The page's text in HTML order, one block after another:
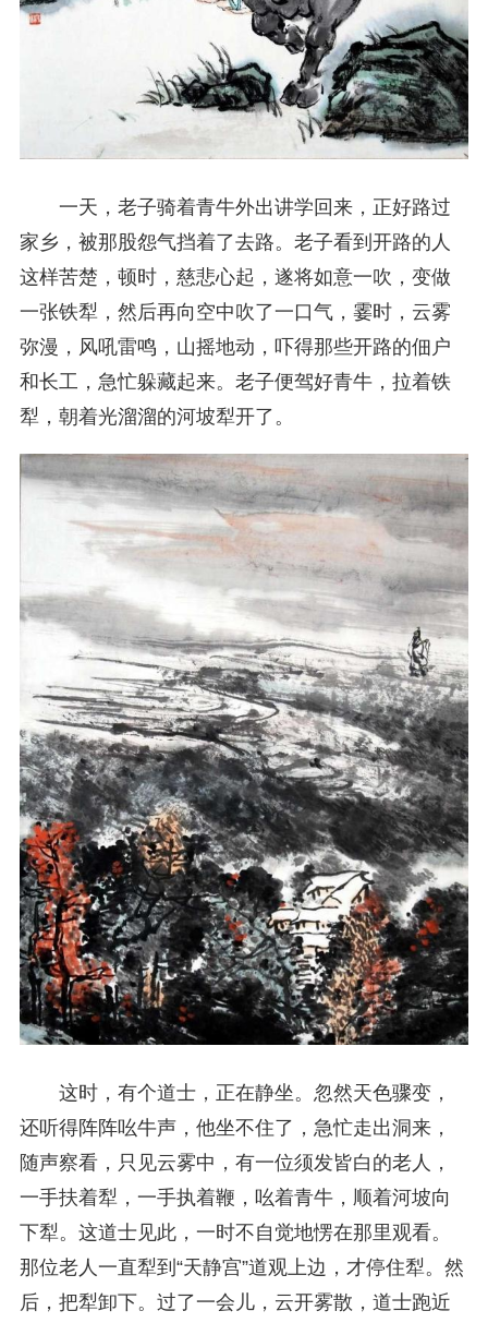
一天，老子骑着青牛外出讲学回来，正好路过
家乡，被那股怨气挡着了去路。老子看到开路的人
这样苦楚，顿时，慈悲心起，遂将如意一吹，变做
一张铁犁，然后再向空中吹了一口气，霎时，云雾
弥漫，风吼雷鸣，山摇地动，吓得那些开路的佃户
和长工，急忙躲藏起来。老子便驾好青牛，拉着铁
犁，朝着光溜溜的河坡犁开了。
这时，有个道士，正在静坐。忽然天色骤变，
还听得阵阵吆牛声，他坐不住了，急忙走出洞来，
随声察看，只见云雾中，有一位须发皆白的老人，
一手扶着犁，一手执着鞭，吆着青牛，顺着河坡向
下犁。这道士见此，一时不自觉地愣在那里观看。
那位老人一直犁到“天静宫”道观上边，才停住犁。然
后，把犁卸下。过了一会儿，云开雾散，道士跑近